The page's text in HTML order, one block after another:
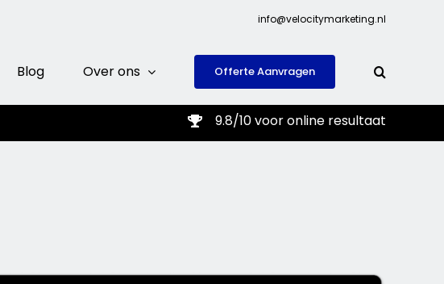
info@velocitymarketing.nl
Blog Over ons Offerte Aanvragen
9.8/10 voor online resultaat